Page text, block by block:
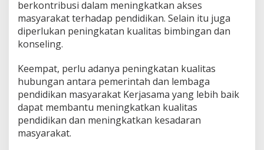
berkontribusi dalam meningkatkan akses
masyarakat terhadap pendidikan. Selain itu juga
diperlukan peningkatan kualitas bimbingan dan
konseling.
Keempat, perlu adanya peningkatan kualitas
hubungan antara pemerintah dan lembaga
pendidikan masyarakat Kerjasama yang lebih baik
dapat membantu meningkatkan kualitas
pendidikan dan meningkatkan kesadaran
masyarakat.